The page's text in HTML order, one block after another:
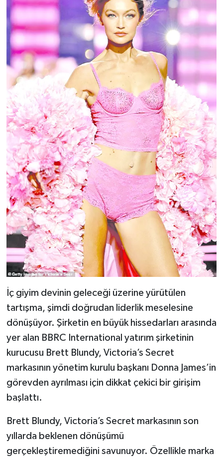
İç giyim devinin geleceği üzerine yürütülen
tartışma, şimdi doğrudan liderlik meselesine
dönüşüyor. Şirketin en büyük hissedarları arasında
yer alan BBRC International yatırım şirketinin
kurucusu Brett Blundy, Victoria’s Secret
markasının yönetim kurulu başkanı Donna James’in
görevden ayrılması için dikkat çekici bir girişim
başlattı.
Brett Blundy, Victoria’s Secret markasının son
yıllarda beklenen dönüşümü
gerçekleştiremediğini savunuyor. Özellikle marka
KURUMSAL